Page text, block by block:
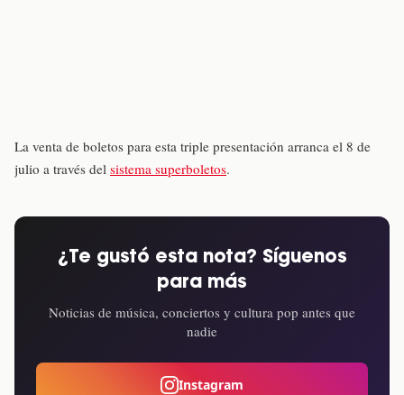
La venta de boletos para esta triple presentación arranca el 8 de
julio a través del sistema superboletos.
¿Te gustó esta nota? Síguenos
para más
Noticias de música, conciertos y cultura pop antes que
nadie
Instagram